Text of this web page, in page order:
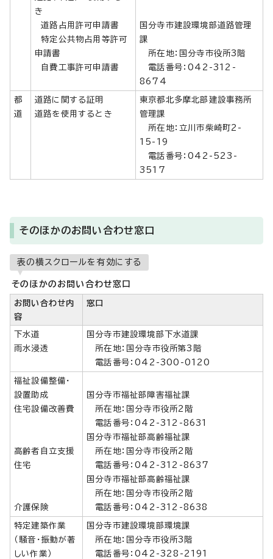
き
道路占用許可申請書
特定公共物占用等許可
申請書
自費工事許可申請書
国分寺市建設環境部道路管理
課
所在地：国分寺市役所3階
電話番号：042-312-
8674
都
道
道路に関する証明
道路を使用するとき
東京都北多摩北部建設事務所
管理課
所在地：立川市柴崎町2-
15-19
電話番号：042-523-
3517
そのほかのお問い合わせ窓口
表の横スクロールを有効にする
そのほかのお問い合わせ窓口
お問い合わせ内
容
窓口
下水道
雨水浸透
国分寺市建設環境部下水道課
所在地：国分寺市役所第3階
電話番号：042-300-0120
福祉設備整備・
設置助成
住宅設備改善費
高齢者自立支援
住宅
介護保険
国分寺市福祉部障害福祉課
所在地：国分寺市役所2階
電話番号：042-312-8631
国分寺市福祉部高齢福祉課
所在地：国分寺市役所2階
電話番号：042-312-8637
国分寺市福祉部高齢福祉課
所在地：国分寺市役所2階
電話番号：042-312-8638
特定建築作業
（騒音・振動が著
しい作業）
国分寺市建設環境部環境課
所在地：国分寺市役所3階
電話番号：042-328-2191